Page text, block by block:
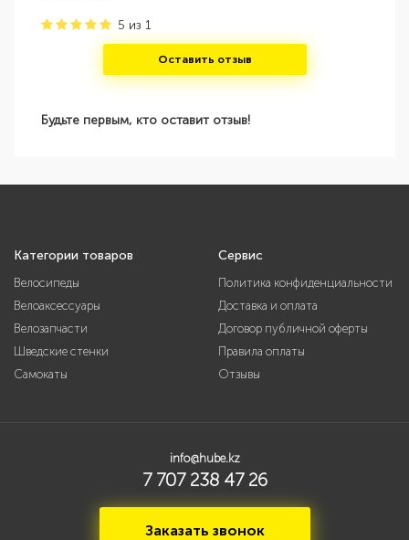
5 из 1
Оставить отзыв
Будьте первым, кто оставит отзыв!
Категории товаров
Велосипеды
Велоаксессуары
Велозапчасти
Шведские стенки
Самокаты
Сервис
Политика конфиденциальности
Доставка и оплата
Договор публичной оферты
Правила оплаты
Отзывы
info@hube.kz
7 707 238 47 26
Заказать звонок